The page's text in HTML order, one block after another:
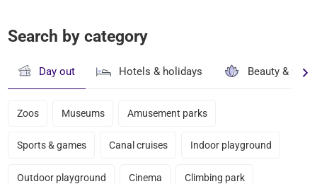
Search by category
Day out Hotels & holidays Beauty &
Zoos Museums Amusement parks
Sports & games Canal cruises Indoor playground
Outdoor playground Cinema Climbing park